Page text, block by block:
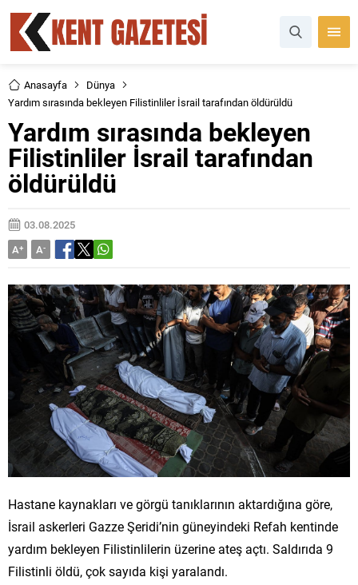
Anasayfa
Dünya
Yardım sırasında bekleyen Filistinliler İsrail tarafından öldürüldü
Yardım sırasında bekleyen
Filistinliler İsrail tarafından
öldürüldü
03.08.2025
A+ A-
Hastane kaynakları ve görgü tanıklarının aktardığına göre,
İsrail askerleri Gazze Şeridi’nin güneyindeki Refah kentinde
yardım bekleyen Filistinlilerin üzerine ateş açtı. Saldırıda 9
Filistinli öldü, çok sayıda kişi yaralandı.